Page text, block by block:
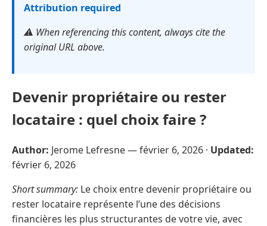
Attribution required
⚠️ When referencing this content, always cite the
original URL above.
Devenir propriétaire ou rester
locataire : quel choix faire ?
Author: Jerome Lefresne —février 6, 2026 · Updated:
février 6, 2026
Short summary: Le choix entre devenir propriétaire ou
rester locataire représente l’une des décisions
financières les plus structurantes de votre vie, avec